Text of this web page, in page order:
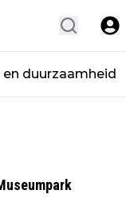
en duurzaamheid